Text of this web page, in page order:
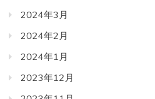
2024年3月
2024年2月
2024年1月
2023年12月